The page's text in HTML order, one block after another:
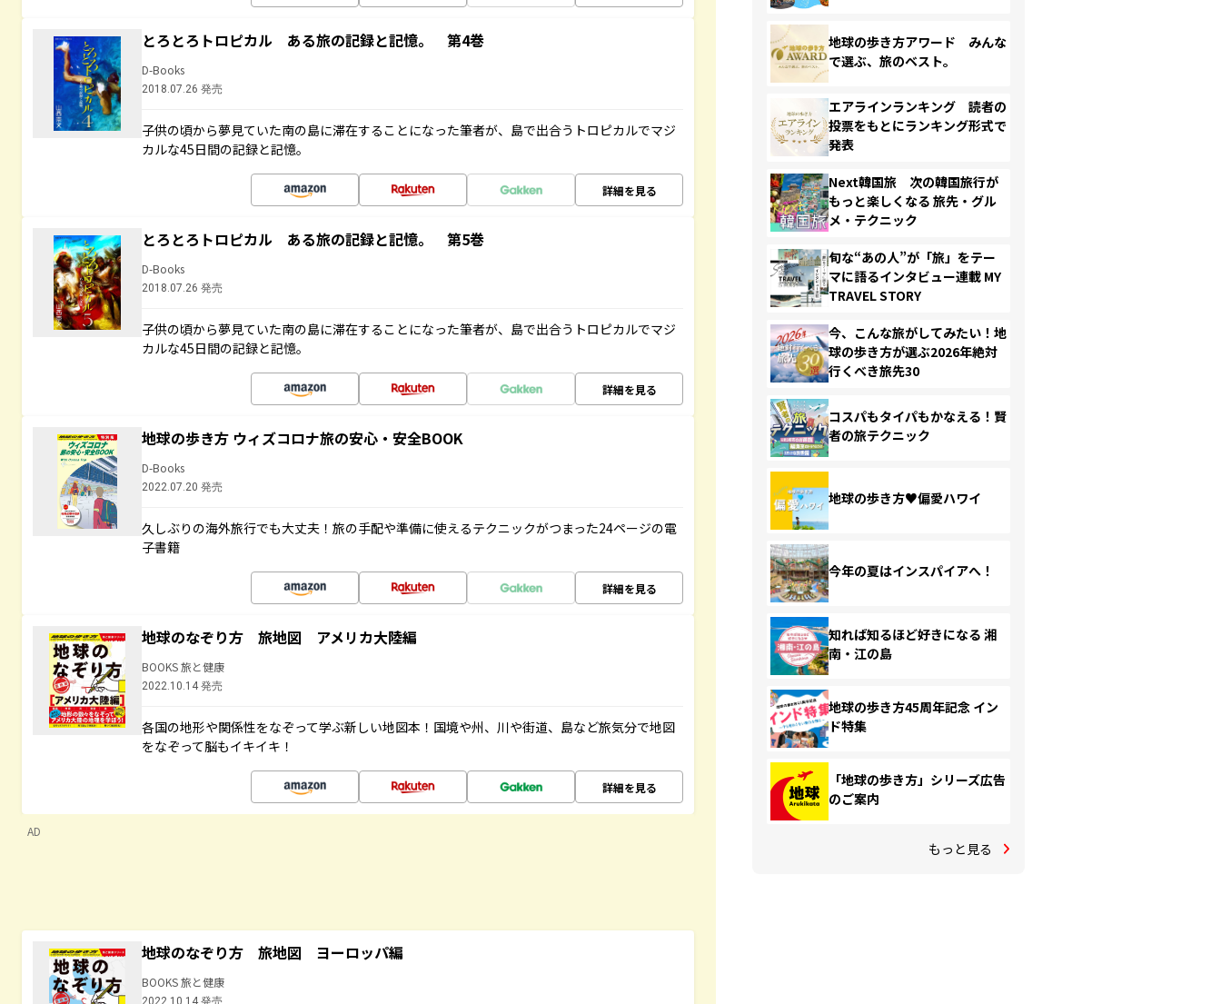
とろとろトロピカル ある旅の記録と記憶。 第4巻
D-Books
2018.07.26 発売
子供の頃から夢見ていた南の島に滞在することになった筆者が、島で出合うトロピカルでマジ
カルな45日間の記録と記憶。
詳細を見る
とろとろトロピカル ある旅の記録と記憶。 第5巻
D-Books
2018.07.26 発売
子供の頃から夢見ていた南の島に滞在することになった筆者が、島で出合うトロピカルでマジ
カルな45日間の記録と記憶。
詳細を見る
地球の歩き方 ウィズコロナ旅の安心・安全BOOK
D-Books
2022.07.20 発売
久しぶりの海外旅行でも大丈夫！旅の手配や準備に使えるテクニックがつまった24ページの電
子書籍
詳細を見る
地球のなぞり方 旅地図 アメリカ大陸編
BOOKS 旅と健康
2022.10.14 発売
各国の地形や関係性をなぞって学ぶ新しい地図本！国境や州、川や街道、島など旅気分で地図
をなぞって脳もイキイキ！
詳細を見る
AD
地球のなぞり方 旅地図 ヨーロッパ編
BOOKS 旅と健康
2022.10.14 発売
地球の歩き方アワード みんな
で選ぶ、旅のベスト。
エアラインランキング 読者の
投票をもとにランキング形式で
発表
Next韓国旅 次の韓国旅行が
もっと楽しくなる 旅先・グル
メ・テクニック
旬な“あの人”が「旅」をテー
マに語るインタビュー連載 MY
TRAVEL STORY
今、こんな旅がしてみたい！地
球の歩き方が選ぶ2026年絶対
行くべき旅先30
コスパもタイパもかなえる！賢
者の旅テクニック
地球の歩き方♥偏愛ハワイ
今年の夏はインスパイアへ！
知れば知るほど好きになる 湘
南・江の島
地球の歩き方45周年記念 イン
ド特集
「地球の歩き方」シリーズ広告
のご案内
もっと見る